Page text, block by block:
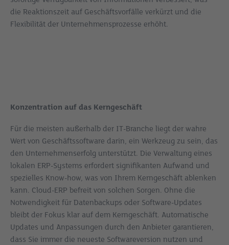
die Reaktionszeit auf Geschäftsvorfälle verkürzt und die
Flexibilität der Unternehmensprozesse erhöht.
Konzentration auf das Kerngeschäft
Für die meisten außerhalb der IT-Branche liegt der wahre
Wert von Geschäftssoftware darin, ein Werkzeug zu sein, das
den Unternehmenserfolg unterstützt. Die Verwaltung eines
lokalen ERP-Systems erfordert signifikanten Aufwand und
spezielles Know-how, was von Ihrem Kerngeschäft ablenken
kann. Cloud-ERP befreit von solchen Sorgen. Ohne die
Notwendigkeit für Datenbackups oder Software-Updates
bleibt der Fokus klar auf dem Kerngeschäft. Automatische
Updates und Anpassungen durch den Anbieter garantieren,
dass Sie immer die neueste Softwareversion nutzen und